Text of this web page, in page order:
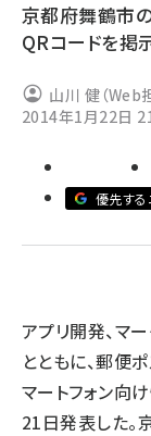
ai (2799)
note
z世代
京都府舞鶴市
QRコードを掲
山川 健（Web
2014年1月22日
優先す
アプリ開発、マ
とともに、郵便
マートフォン向
21日発表した。